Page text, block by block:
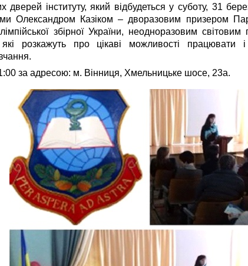
дверей інституту, який відбудеться у суботу, 31
Олександром Казіком – дворазовим призером
збірної України, неодноразовим
які розкажуть про цікаві можливості
за адресою: м. Вінниця, Хмельницьке шосе, 23а.